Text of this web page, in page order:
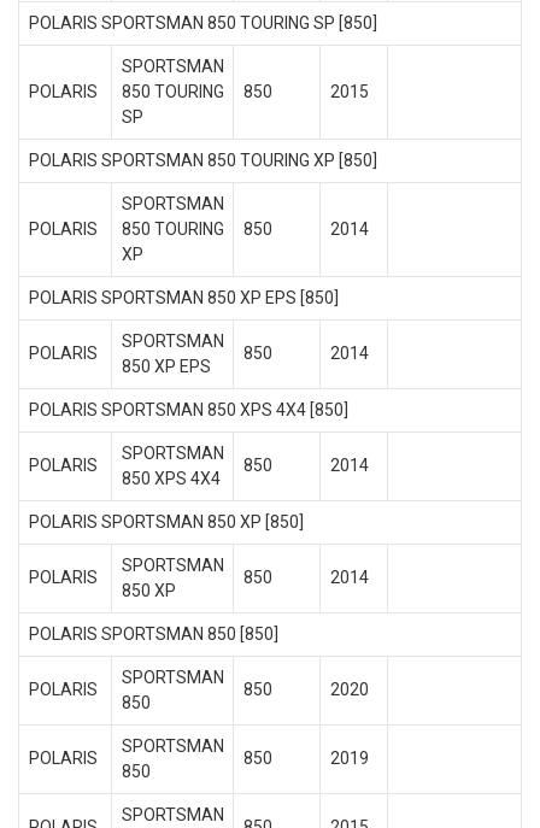
POLARIS SPORTSMAN 850 TOURING SP [850]
POLARIS
SPORTSMAN
850 TOURING
SP
850 2015
POLARIS SPORTSMAN 850 TOURING XP [850]
POLARIS
SPORTSMAN
850 TOURING
XP
850 2014
POLARIS SPORTSMAN 850 XP EPS [850]
POLARIS
SPORTSMAN
850 XP EPS
850 2014
POLARIS SPORTSMAN 850 XPS 4X4 [850]
POLARIS
SPORTSMAN
850 XPS 4X4
850 2014
POLARIS SPORTSMAN 850 XP [850]
POLARIS
SPORTSMAN
850 XP
850 2014
POLARIS SPORTSMAN 850 [850]
POLARIS
SPORTSMAN
850
850 2020
POLARIS
SPORTSMAN
850
850 2019
SPORTSMAN